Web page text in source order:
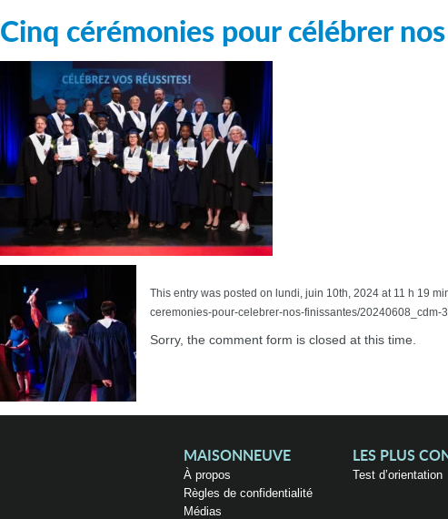
Cinq cérémonies pour célébrer
This entry was posted on lundi, juin 10th, 2024 at 11 h 19
ceremonies-pour-celebrer-nos-finissantes/20240608_cdm-
Sorry, the comment form is closed at this time.
MAISONNEUVE
À propos
Règles de confidentialité
Médias
LES PLUS
Test d’orientation